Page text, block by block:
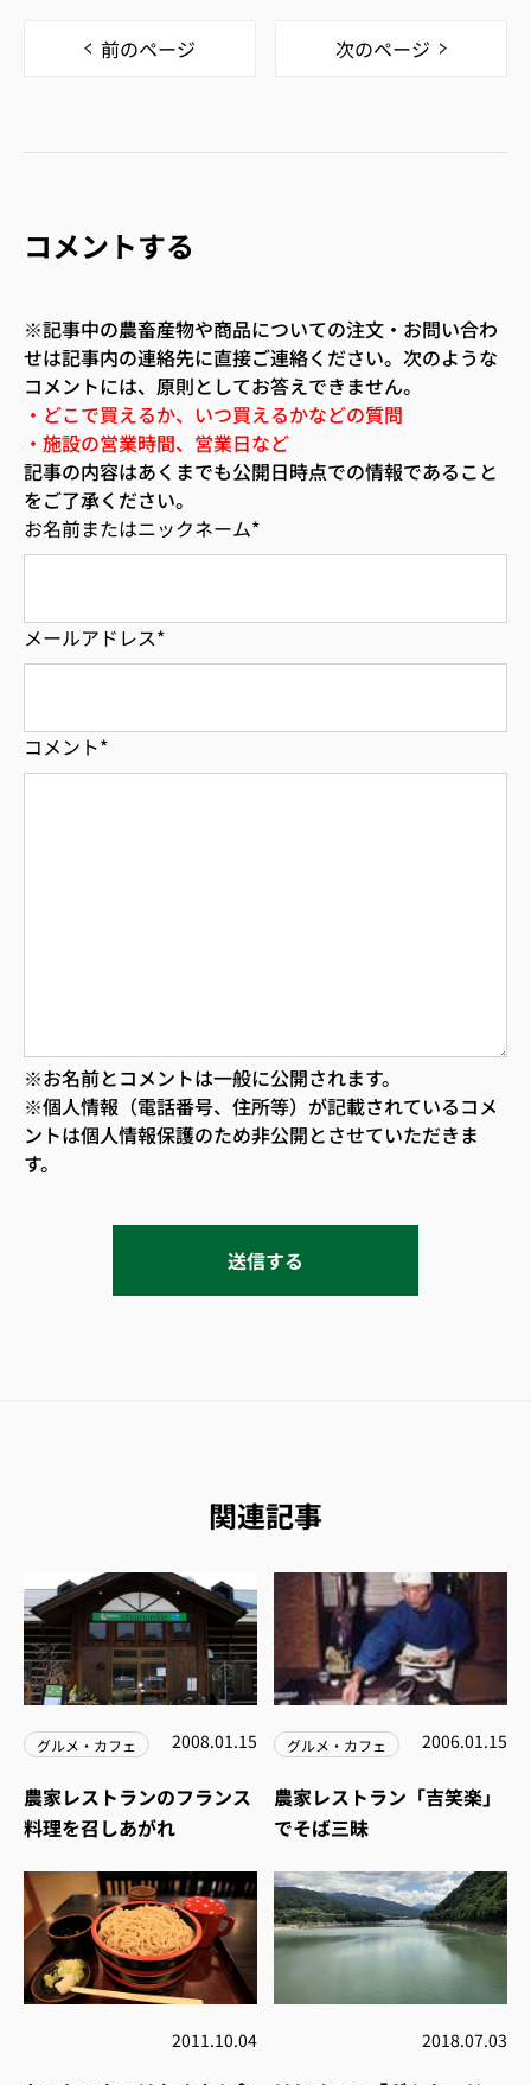
前のページ 次のページ
コメントする
※記事中の農畜産物や商品についての注文・お問い合わ
せは記事内の連絡先に直接ご連絡ください。次のような
コメントには、原則としてお答えできません。
・どこで買えるか、いつ買えるかなどの質問
・施設の営業時間、営業日など
記事の内容はあくまでも公開日時点での情報であること
をご了承ください。
お名前またはニックネーム*
メールアドレス*
コメント*
※お名前とコメントは一般に公開されます。
※個人情報（電話番号、住所等）が記載されているコメ
ントは個人情報保護のため非公開とさせていただきま
す。
関連記事
グルメ・カフェ 2008.01.15
農家レストランのフランス
料理を召しあがれ
グルメ・カフェ 2006.01.15
農家レストラン「吉笑楽」
でそば三昧
2011.10.04 2018.07.03